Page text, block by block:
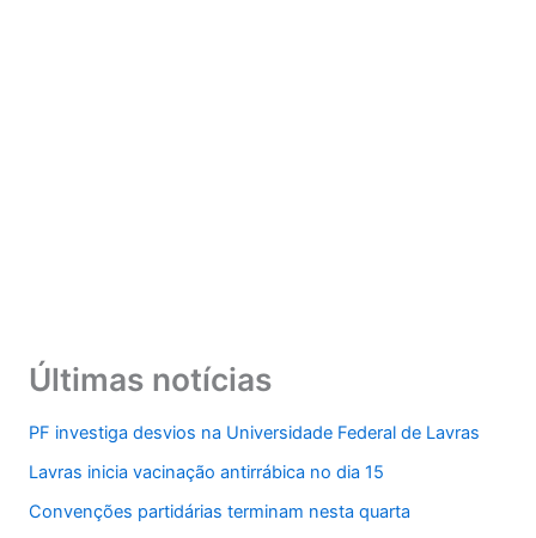
Últimas notícias
PF investiga desvios na Universidade Federal de Lavras
Lavras inicia vacinação antirrábica no dia 15
Convenções partidárias terminam nesta quarta